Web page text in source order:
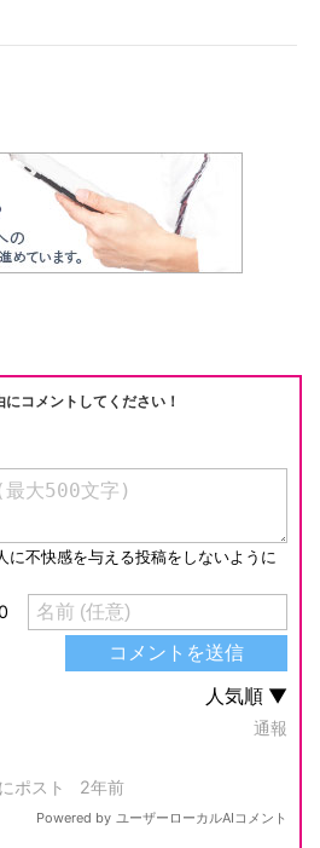
にコメントしてください！